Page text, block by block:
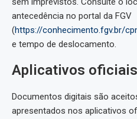
antecedência no portal da FGV
(https://conhecimento.fgv.br/
e tempo de deslocamento.
Aplicativos oficiais
Documentos digitais são
apresentados nos aplicativos